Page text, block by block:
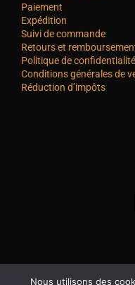
Paiement
Expédition
Suivi de commande
Retours et
Politique de confidentialité
Conditions générales de
Réduction d’impôts
Nous utilisons des